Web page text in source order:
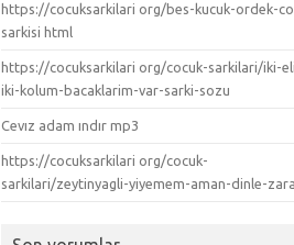
https://cocuksarkilari org/bes-kucuk-ordek-
sarkisi html
https://cocuksarkilari org/cocuk-sarkilari/iki-
iki-kolum-bacaklarim-var-sarki-sozu
Cevız adam ındır mp3
https://cocuksarkilari org/cocuk-
sarkilari/zeytinyagli-yiyemem-aman-dinle-zara